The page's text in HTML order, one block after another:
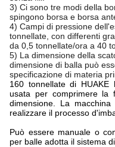
3) Ci sono tre modi della
spingono borsa e borsa
4) Campi di pressione
tonnellate, con differenti
da 0,5 tonnellate/ora a 40
5) La dimensione della
dimensione di balla può
specificazione di materia
160 tonnellate di
usata per comprimere la
dimensione. La
realizzare il processo
Può essere manuale o
per balle adotta il sistema